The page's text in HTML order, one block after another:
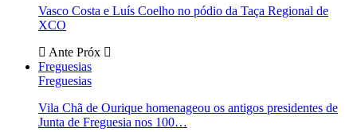
Vasco Costa e Luís Coelho no pódio da Taça Regional de
XCO
Ante Próx
Freguesias
Freguesias
Vila Chã de Ourique homenageou os antigos presidentes de
Junta de Freguesia nos 100…